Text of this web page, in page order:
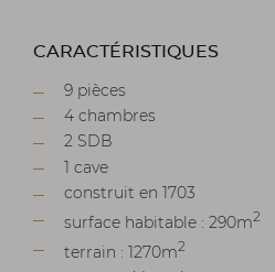
CARACTÉRISTIQUES
9 pièces
4 chambres
2 SDB
1 cave
construit en 1703
surface habitable : 290m2
terrain : 1270m2